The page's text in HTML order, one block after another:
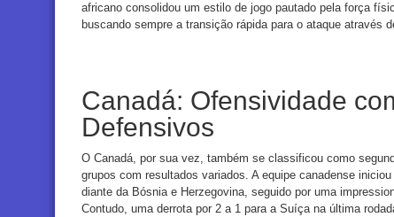
africano consolidou um estilo de jogo pautado pela força
buscando sempre a transição rápida para o ataque através
Canadá: Ofensividade
Defensivos
O Canadá, por sua vez, também se classificou como
grupos com resultados variados. A equipe canadense
diante da Bósnia e Herzegovina, seguido por uma
Contudo, uma derrota por 2 a 1 para a Suíça na última